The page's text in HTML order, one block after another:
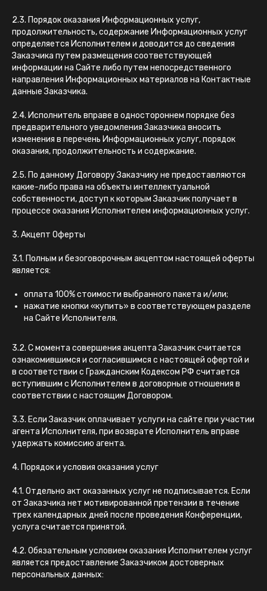
2.3. Порядок оказания Информационных услуг,
продолжительность, содержание Информационных услуг
определяется Исполнителем и доводится до сведения
Заказчика путем размещения соответствующей
информации на Сайте либо путем непосредственного
направления Информационных материалов на Контактные
данные Заказчика.
2.4. Исполнитель вправе в одностороннем порядке без
предварительного уведомления Заказчика вносить
изменения в перечень Информационных услуг, порядок
оказания, продолжительность и содержание.
2.5. По данному Договору Заказчику не предоставляются
какие-либо права на объекты интеллектуальной
собственности, доступ к которым Заказчик получает в
процессе оказания Исполнителем информационных услуг.
3. Акцепт Оферты
3.1. Полным и безоговорочным акцептом настоящей оферты
является:
оплата 100% стоимости выбранного пакета и/или;
нажатие кнопки «купить» в соответствующем разделе
на Сайте Исполнителя.
3.2. С момента совершения акцепта Заказчик считается
ознакомившимся и согласившимся с настоящей офертой и
в соответствии с Гражданским Кодексом РФ считается
вступившим с Исполнителем в договорные отношения в
соответствии с настоящим Договором.
3.3. Если Заказчик оплачивает услуги на сайте при участии
агента Исполнителя, при возврате Исполнитель вправе
удержать комиссию агента.
4. Порядок и условия оказания услуг
4.1. Отдельно акт оказанных услуг не подписывается. Если
от Заказчика нет мотивированной претензии в течение
трех календарных дней после проведения Конференции,
услуга считается принятой.
4.2. Обязательным условием оказания Исполнителем услуг
является предоставление Заказчиком достоверных
персональных данных: